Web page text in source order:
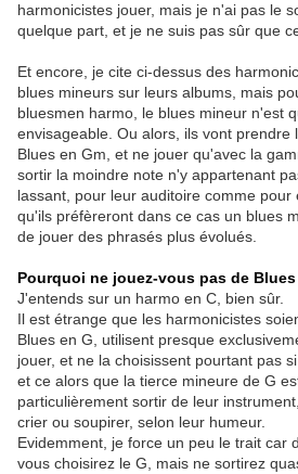
harmonicistes jouer, mais je n'ai pas le
quelque part, et je ne suis pas sûr que
Et encore, je cite ci-dessus des
blues mineurs sur leurs albums, mais
bluesmen harmo, le blues mineur n'est
envisageable. Ou alors, ils vont prendre
Blues en Gm, et ne jouer qu'avec la
sortir la moindre note n'y appartenant
lassant, pour leur auditoire comme
qu'ils préfèreront dans ce cas un blues
de jouer des phrasés plus évolués.
Pourquoi ne jouez-vous pas de
J'entends sur un harmo en C, bien sûr.
Il est étrange que les harmonicistes
Blues en G, utilisent presque
jouer, et ne la choisissent pourtant pas
et ce alors que la tierce mineure de G
particulièrement sortir de leur
crier ou soupirer, selon leur humeur.
Evidemment, je force un peu le trait car
vous choisirez le G, mais ne sortirez